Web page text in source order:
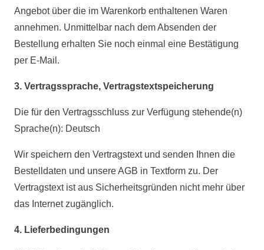
Angebot über die im Warenkorb enthaltenen Waren
annehmen. Unmittelbar nach dem Absenden der
Bestellung erhalten Sie noch einmal eine Bestätigung
per E-Mail.
3. Vertragssprache, Vertragstextspeicherung
Die für den Vertragsschluss zur Verfügung stehende(n)
Sprache(n): Deutsch
Wir speichern den Vertragstext und senden Ihnen die
Bestelldaten und unsere AGB in Textform zu. Der
Vertragstext ist aus Sicherheitsgründen nicht mehr über
das Internet zugänglich.
4. Lieferbedingungen